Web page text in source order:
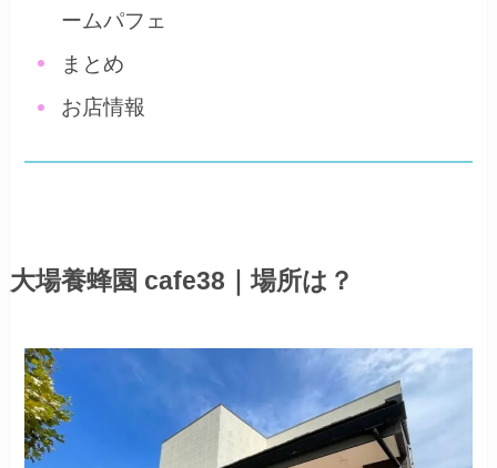
ームパフェ
まとめ
お店情報
大場養蜂園 cafe38｜場所は？